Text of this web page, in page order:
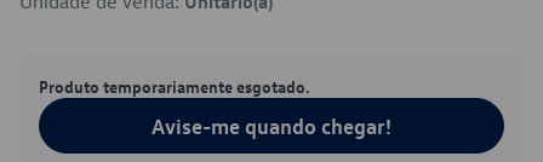
Produto temporariamente esgotado.
Avise-me quando chegar!